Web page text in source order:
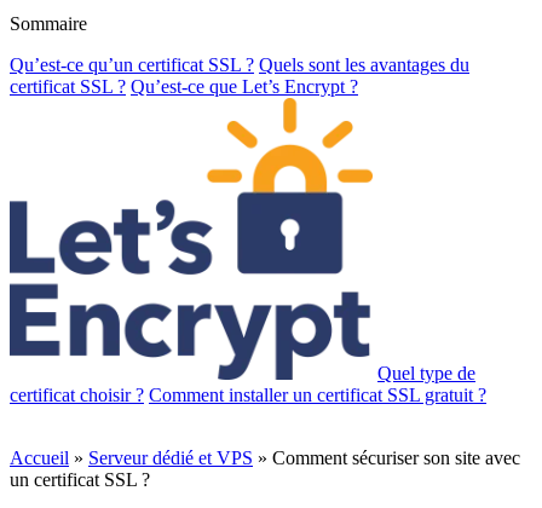
Sommaire
Qu’est-ce qu’un certificat SSL ? Quels sont les avantages du
certificat SSL ? Qu’est-ce que Let’s Encrypt ?
Quel type de
certificat choisir ? Comment installer un certificat SSL gratuit ?
Accueil » Serveur dédié et VPS » Comment sécuriser son site avec
un certificat SSL ?